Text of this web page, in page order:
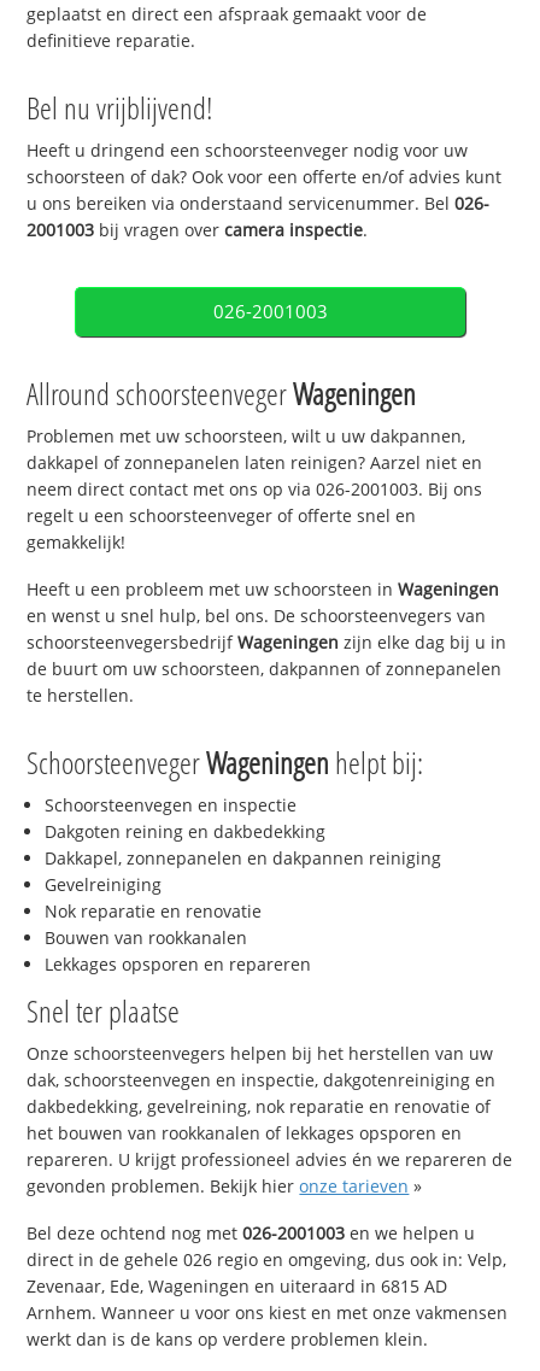
geplaatst en direct een afspraak gemaakt voor de
definitieve reparatie.
Bel nu vrijblijvend!
Heeft u dringend een schoorsteenveger nodig voor uw
schoorsteen of dak? Ook voor een offerte en/of advies kunt
u ons bereiken via onderstaand servicenummer. Bel026-
2001003 bij vragen overcamera inspectie.
026-2001003
Allround schoorsteenvegerWageningen
Problemen met uw schoorsteen, wilt u uw dakpannen,
dakkapel of zonnepanelen laten reinigen? Aarzel niet en
neem direct contact met ons op via 026-2001003. Bij ons
regelt u een schoorsteenveger of offerte snel en
gemakkelijk!
Heeft u een probleem met uw schoorsteen inWageningen
en wenst u snel hulp, bel ons. De schoorsteenvegers van
schoorsteenvegersbedrijfWageningen zijn elke dag bij u in
de buurt om uw schoorsteen, dakpannen of zonnepanelen
te herstellen.
SchoorsteenvegerWageningen helpt bij:
Schoorsteenvegen en inspectie
Dakgoten reining en dakbedekking
Dakkapel, zonnepanelen en dakpannen reiniging
Gevelreiniging
Nok reparatie en renovatie
Bouwen van rookkanalen
Lekkages opsporen en repareren
Snel ter plaatse
Onze schoorsteenvegers helpen bij het herstellen van uw
dak, schoorsteenvegen en inspectie, dakgotenreiniging en
dakbedekking, gevelreining, nok reparatie en renovatie of
het bouwen van rookkanalen of lekkages opsporen en
repareren. U krijgt professioneel advies én we repareren de
gevonden problemen. Bekijk hieronze tarieven »
Bel deze ochtend nog met026-2001003 en we helpen u
direct in de gehele 026 regio en omgeving, dus ook in: Velp,
Zevenaar, Ede, Wageningen en uiteraard in 6815 AD
Arnhem. Wanneer u voor ons kiest en met onze vakmensen
werkt dan is de kans op verdere problemen klein.